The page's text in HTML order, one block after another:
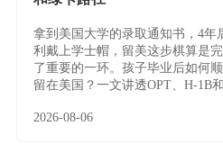
拿到美国大学的录取通知书，4年
利戴上学士帽，留美这步棋算是
了重要的一环。孩子毕业后如何顺
留在美国？一文讲透OPT、H-1B和
2026-08-06